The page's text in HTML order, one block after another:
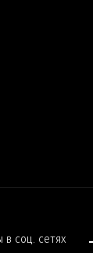
в соц. сетях